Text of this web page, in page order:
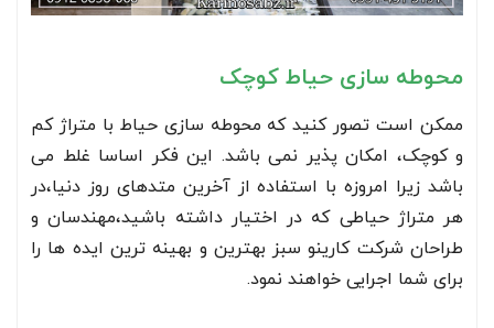
محوطه سازی حیاط کوچک
ممکن است تصور کنید که محوطه سازی حیاط با متراژ کم
و کوچک، امکان پذیر نمی باشد. این فکر اساسا غلط می
باشد زیرا امروزه با استفاده از آخرین متدهای روز دنیا،در
هر متراژ حیاطی که در اختیار داشته باشید،مهندسان و
طراحان شرکت کارینو سبز بهترین و بهینه ترین ایده ها را
برای شما اجرایی خواهند نمود.